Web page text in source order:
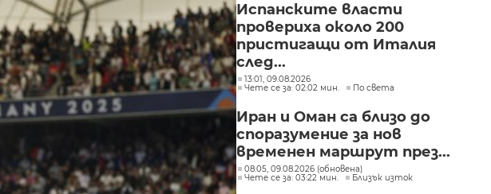
Испанските власти
провериха около 200
пристигащи от Италия
след...
13:01, 09.08.2026
Чете се за: 02:02 мин.
По света
Иран и Оман са близо до
споразумение за нов
временен маршрут през...
08:05, 09.08.2026 (обновена)
Чете се за: 03:22 мин.
Близък изток